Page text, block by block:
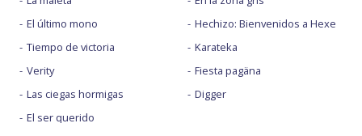
El último mono
Tiempo de victoria
Verity
Las ciegas hormigas
El ser querido
Hechizo: Bienvenidos a Hexe
Karateka
Fiesta pagäna
Digger